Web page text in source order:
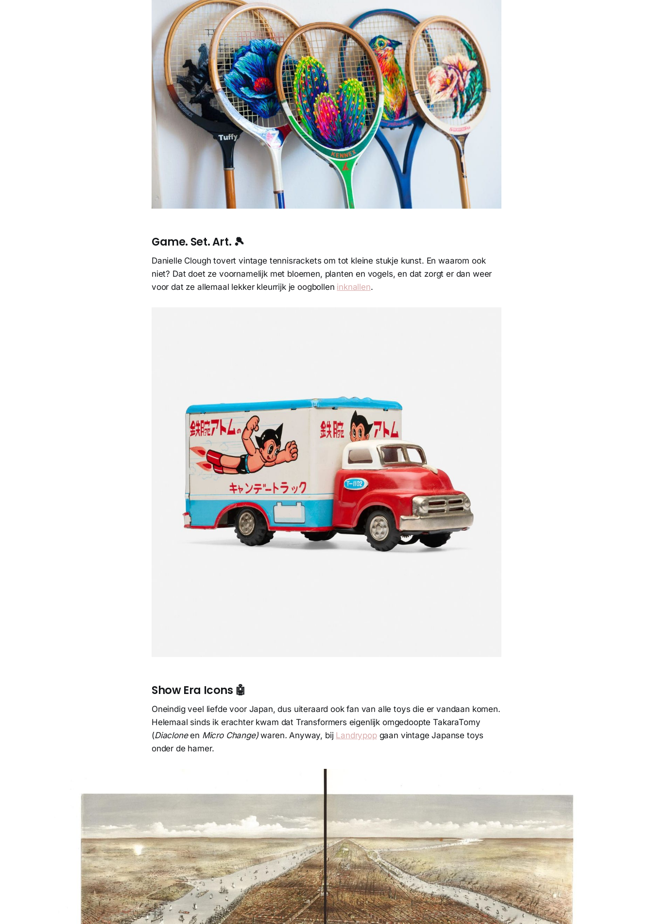
Game. Set. Art. 🎾
Danielle Clough tovert vintage tennisrackets om tot kleine stukje kunst. En waarom ook
niet? Dat doet ze voornamelijk met bloemen, planten en vogels, en dat zorgt er dan weer
voor dat ze allemaal lekker kleurrijk je oogbollen inknallen.
Show Era Icons 🤖
Oneindig veel liefde voor Japan, dus uiteraard ook fan van alle toys die er vandaan komen.
Helemaal sinds ik erachter kwam dat Transformers eigenlijk omgedoopte TakaraTomy
(Diacloneen Micro Change)waren. Anyway, bij Landrypopgaan vintage Japanse toys
onder de hamer.